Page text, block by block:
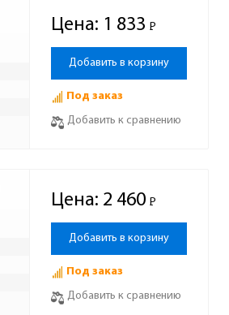
Цена: 1 833 Р
-
Добавить в корзину
Под заказ
Добавить к сравнению
Цена: 2 460 Р
-
Добавить в корзину
Под заказ
Добавить к сравнению